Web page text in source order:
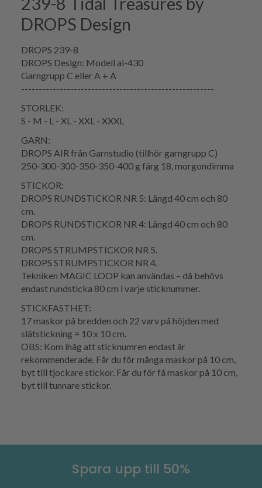
DROPS Design
DROPS 239-8
DROPS Design: Modell ai-430
Garngrupp C eller A + A
-------------------------------------------------------
STORLEK:
S - M - L - XL - XXL - XXXL
GARN:
DROPS AIR från Garnstudio (tillhör garngrupp C)
250-300-300-350-350-400 g färg 18, morgondimma
STICKOR:
DROPS RUNDSTICKOR NR 5: Längd 40 cm och 80
cm.
DROPS RUNDSTICKOR NR 4: Längd 40 cm och 80
cm.
DROPS STRUMPSTICKOR NR 5.
DROPS STRUMPSTICKOR NR 4.
Tekniken MAGIC LOOP kan användas – då behövs
endast rundsticka 80 cm i varje sticknummer.
STICKFASTHET:
17 maskor på bredden och 22 varv på höjden med
slätstickning = 10 x 10 cm.
OBS: Kom ihåg att sticknumren endast är
rekommenderade. Får du för många maskor på 10 cm,
byt till tjockare stickor. Får du för få maskor på 10 cm,
byt till tunnare stickor.
Spara upp till 50%